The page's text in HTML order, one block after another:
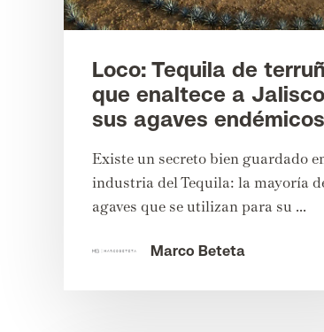
Loco: Tequila de
que enaltece a
sus agaves endémicos
Existe un secreto bien guardado
industria del Tequila: la mayoría
agaves que se utilizan para su ...
Marco Beteta